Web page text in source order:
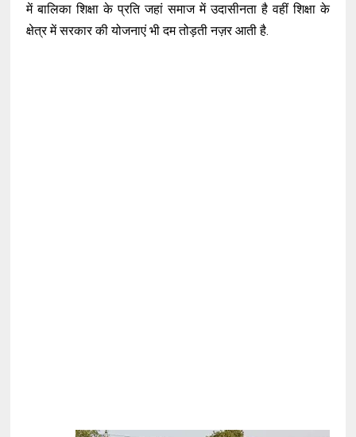
में बालिका शिक्षा के प्रति जहां समाज में उदासीनता है वहीं शिक्षा के
क्षेत्र में सरकार की योजनाएं भी दम तोड़ती नज़र आती है.